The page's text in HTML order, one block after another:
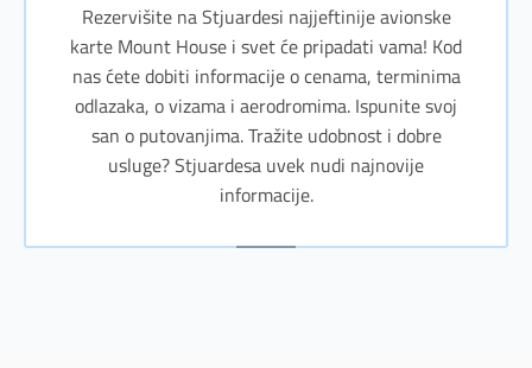
Rezervišite na Stjuardesi najjeftinije avionske
karte Mount House i svet će pripadati vama! Kod
nas ćete dobiti informacije o cenama, terminima
odlazaka, o vizama i aerodromima. Ispunite svoj
san o putovanjima. Tražite udobnost i dobre
usluge? Stjuardesa uvek nudi najnovije
informacije.